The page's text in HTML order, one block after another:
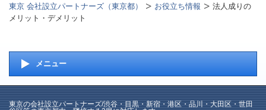
東京 会社設立パートナーズ（東京都） お役立ち情報
法人成りの
メリット・デメリット
メニュー
東京の会社設立パートナーズ/渋谷・目黒・新宿・港区・品川・大田区・世田